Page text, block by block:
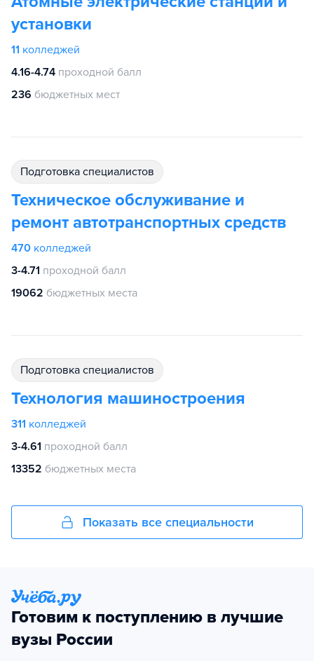
установки
11 колледжей
4.16-4.74 проходной балл
236 бюджетных мест
подготовка специалистов
Техническое обслуживание и
ремонт автотранспортных средств
470 колледжей
3-4.71 проходной балл
19062 бюджетных места
подготовка специалистов
Технология машиностроения
311 колледжей
3-4.61 проходной балл
13352 бюджетных места
Показать все специальности
Готовим к поступлению в лучшие
вузы России